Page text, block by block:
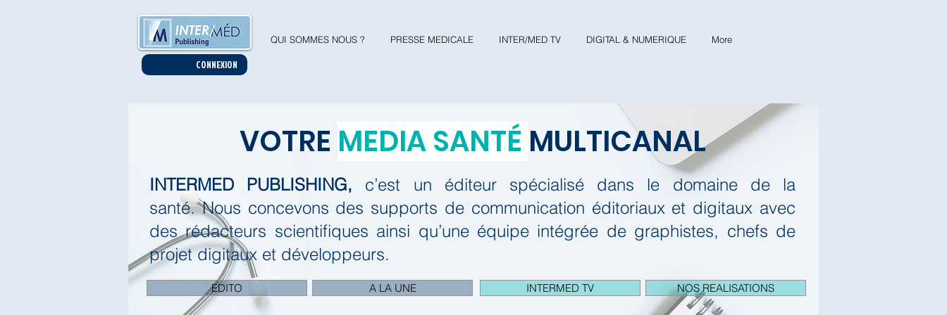
VOTRE MEDIA SANTÉ MULTICANAL
INTERMED PUBLISHING,
c’est un éditeur spécialisé dans le domaine de la
santé.Nous concevons des supports de communication éditoriaux et digitaux avec
des rédacteurs scientifiques ainsi qu’une équipe intégrée de graphistes, chefs de
projet digitaux et développeurs.
EDITO A LA UNE INTERMED TV NOS REALISATIONS
QUI SOMMES NOUS ? PRESSE MEDICALE INTER/MED TV DIGITAL & NUMERIQUE More
CONNEXION